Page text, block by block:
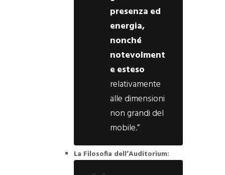
presenza ed
energia,
nonché
notevolment
e esteso
relativamente
alle dimensioni
non grandi del
mobile.”
La Filosofia dell’Auditorium: